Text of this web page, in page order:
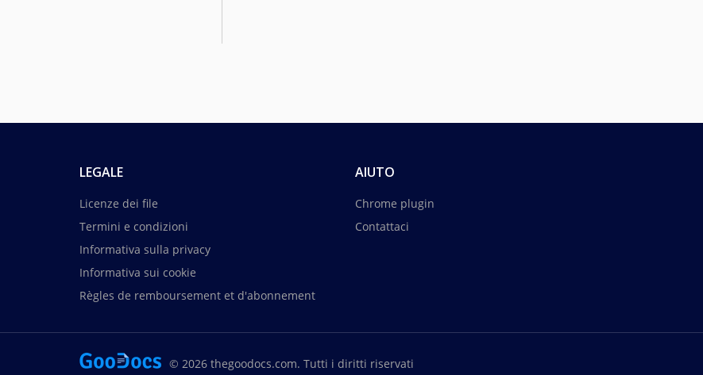
LEGALE
Licenze dei file
Termini e condizioni
Informativa sulla privacy
Informativa sui cookie
Règles de remboursement et d'abonnement
AIUTO
Chrome plugin
Contattaci
© 2026 thegoodocs.com. Tutti i diritti riservati